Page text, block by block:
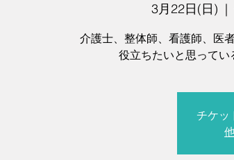
3月22日(日)
  |
介護士、整体師、看護師、医
役立ちたいと思ってい
チケッ